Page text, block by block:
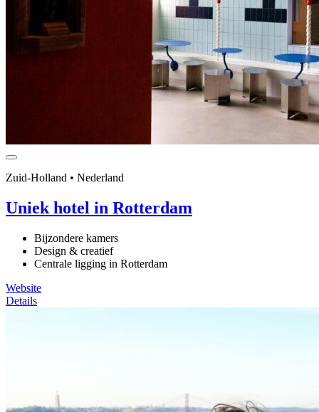
Zuid-Holland • Nederland
Uniek hotel in Rotterdam
Bijzondere kamers
Design & creatief
Centrale ligging in Rotterdam
Website
Details